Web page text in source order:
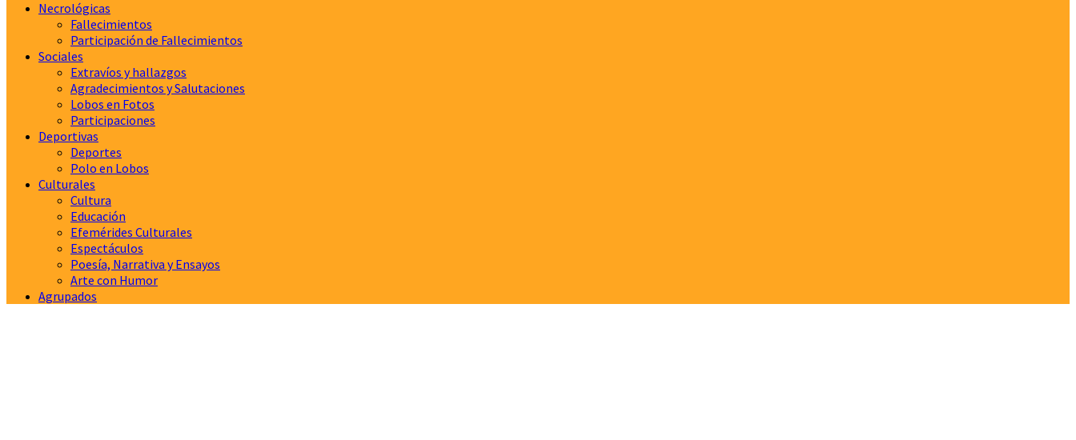
Necrológicas
Fallecimientos
Participación de Fallecimientos
Sociales
Extravíos y hallazgos
Agradecimientos y Salutaciones
Lobos en Fotos
Participaciones
Deportivas
Deportes
Polo en Lobos
Culturales
Cultura
Educación
Efemérides Culturales
Espectáculos
Poesía, Narrativa y Ensayos
Arte con Humor
Agrupados